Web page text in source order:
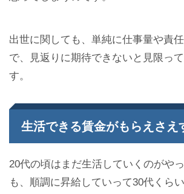
出世に関しても、単純に仕事量や責
で、見返りに期待できないと見限っ
す。
生活できる賃金がもらえさえ
20代の頃はまだ生活していくのがや
も、順調に昇給していって30代くら